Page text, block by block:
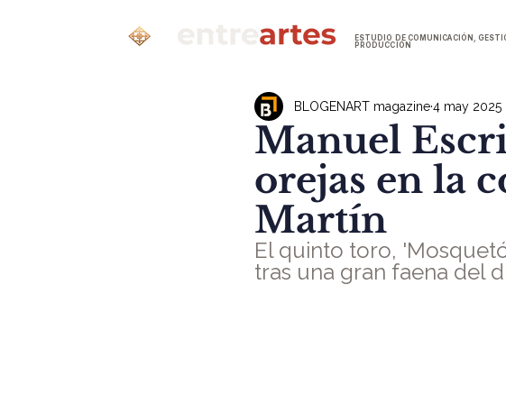
ESTUDIO DE COMUNICACIÓN,
PRODUCCIÓN
Manuel
orejas en la
Martín
BLOGENART magazine4 may 2025
El quinto toro,
tras una gran faena del